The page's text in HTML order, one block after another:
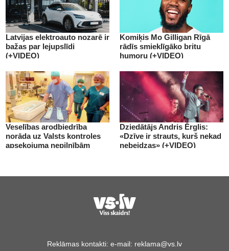
Latvijas elektroauto nozarē ir
bažas par lejupslīdi
(+VIDEO)
Komiķis Mo Gilligan Rīgā
rādīs smieklīgāko britu
humoru (+VIDEO)
Veselības arodbiedrība
norāda uz Valsts kontroles
apsekojuma nepilnībām
Dziedātājs Andris Ērglis:
«Dzīve ir strauts, kurš nekad
nebeidzas» (+VIDEO)
Reklāmas kontakti: e-mail: reklama@vs.lv